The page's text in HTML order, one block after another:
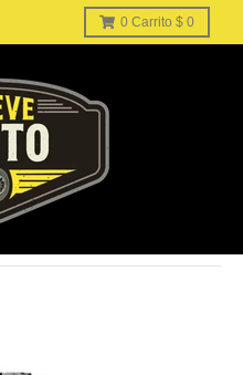
0 Carrito $ 0